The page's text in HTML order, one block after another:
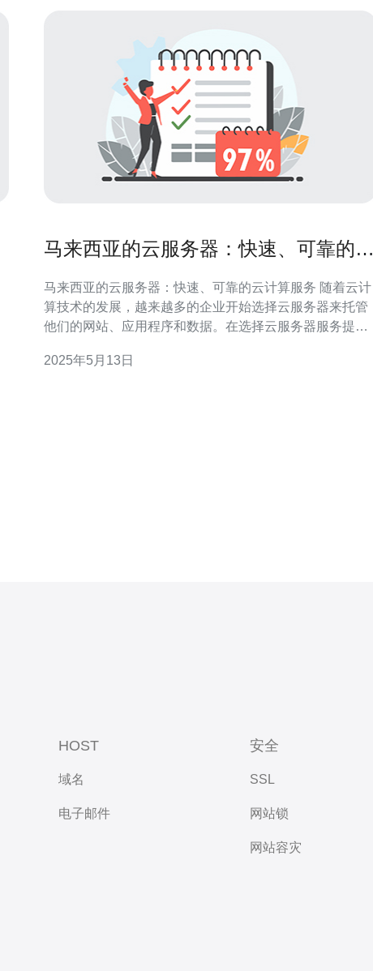
马来西亚的云服务器：快速、可靠的云
马来西亚的云服务器：快速、可靠的云计算服务 随着云计
算技术的发展，越来越多的企业开始选择云服务器来托管
他们的网站、应用程序和数据。在选择云服务器服务提供
务备受用户青睐。 马来西亚的云服务器提供商在硬件设施
2025年5月13日
HOST
域名
电子邮件
安全
SSL
网站锁
网站容灾